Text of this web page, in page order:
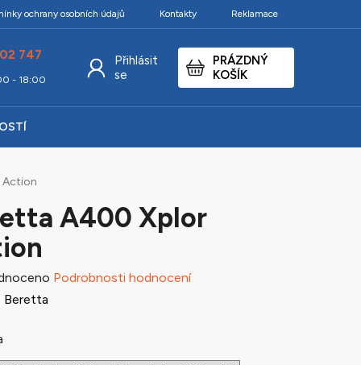
ochrany osobních údajů Kontakty Reklamace
747
- 18:00
Přihlásit
se
NÁKUPNÍ
KOŠÍK
PRÁZDNÝ
KOŠÍK
Action
A400 Xplor
Podrobnosti hodnocení
Beretta